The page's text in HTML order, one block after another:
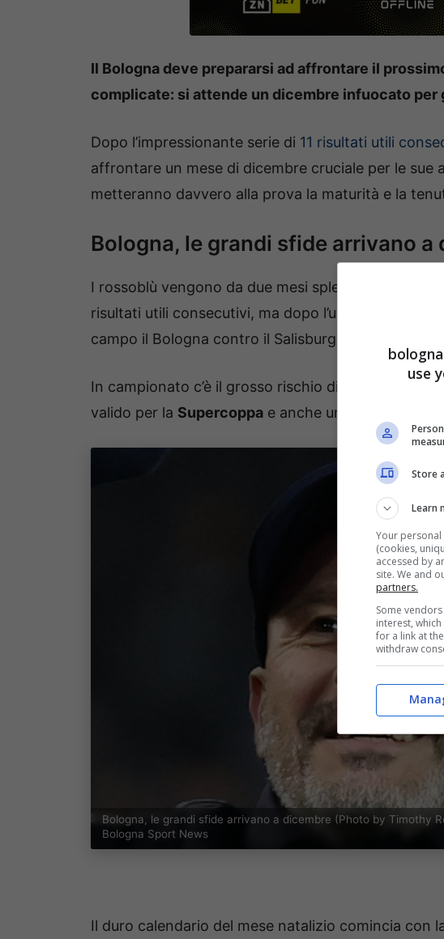
Il Bologna deve prepararsi ad affrontare il
complicate: si attende un dicembre infuocato per
Dopo l’impressionante serie di 11 risultati utili
affrontare un mese di dicembre cruciale per le sue
metteranno davvero alla prova la maturità e la
Bologna, le grandi sfide arrivano a
I rossoblù vengono da due mesi splendidi in cui
risultati utili consecutivi, ma dopo l’ultima sfida di
campo il Bologna contro il Salisburgo, il prossimo
In campionato c’è il grosso rischio di incorrere in
valido per la Supercoppa e anche una dura partita
Bologna, le grandi sfide arrivano a dicembre (Photo by Timothy
Bologna Sport News
Il duro calendario del mese natalizio comincia con
use
Store
Learn
Your
(cookies,
accessed by
site. We and
partners.
Some
interest,
for a link at
withdraw